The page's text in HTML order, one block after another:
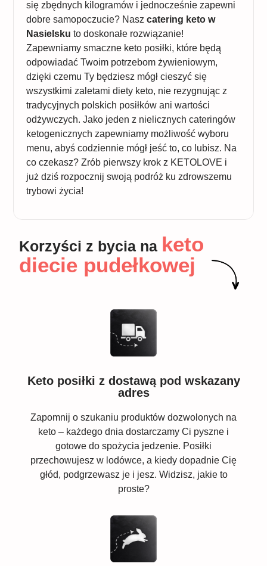
się zbędnych kilogramów i jednocześnie zapewni
dobre samopoczucie? Nasz catering keto w
Nasielsku to doskonałe rozwiązanie!
Zapewniamy smaczne keto posiłki, które będą
odpowiadać Twoim potrzebom żywieniowym,
dzięki czemu Ty będziesz mógł cieszyć się
wszystkimi zaletami diety keto, nie rezygnując z
tradycyjnych polskich posiłków ani wartości
odżywczych. Jako jeden z nielicznych cateringów
ketogenicznych zapewniamy możliwość wyboru
menu, abyś codziennie mógł jeść to, co lubisz. Na
co czekasz? Zrób pierwszy krok z KETOLOVE i
już dziś rozpocznij swoją podróż ku zdrowszemu
trybowi życia!
Korzyści z bycia na keto
diecie pudełkowej
Keto posiłki z dostawą pod wskazany
adres
Zapomnij o szukaniu produktów dozwolonych na
keto – każdego dnia dostarczamy Ci pyszne i
gotowe do spożycia jedzenie. Posiłki
przechowujesz w lodówce, a kiedy dopadnie Cię
głód, podgrzewasz je i jesz. Widzisz, jakie to
proste?